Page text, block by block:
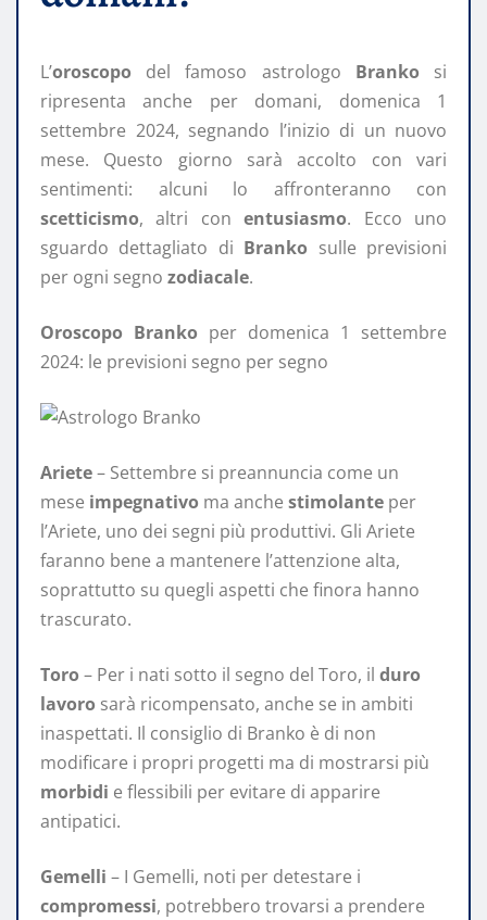
L’oroscopo del famoso astrologo Branko si
ripresenta anche per domani, domenica 1
settembre 2024, segnando l’inizio di un nuovo
mese. Questo giorno sarà accolto con vari
sentimenti: alcuni lo affronteranno con
scetticismo, altri conentusiasmo. Ecco uno
sguardo dettagliato di Branko sulle previsioni
per ogni segno zodiacale.
Oroscopo Branko per domenica 1 settembre
2024: le previsioni segno per segno
Ariete– Settembre si preannuncia come un
mese impegnativo ma anche stimolante per
l’Ariete, uno dei segni più produttivi. Gli Ariete
faranno bene a mantenere l’attenzione alta,
soprattutto su quegli aspetti che finora hanno
trascurato.
Toro – Per i nati sotto il segno del Toro, il duro
lavoro sarà ricompensato, anche se in ambiti
inaspettati. Il consiglio di Branko è di non
modificare i propri progetti ma di mostrarsi più
morbidi e flessibili per evitare di apparire
antipatici.
Gemelli – I Gemelli, noti per detestare i
compromessi, potrebbero trovarsi a prendere